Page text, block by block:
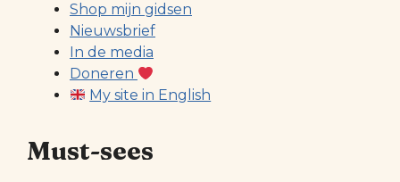
Shop mijn gidsen
Nieuwsbrief
In de media
Doneren
My site in English
Must-sees